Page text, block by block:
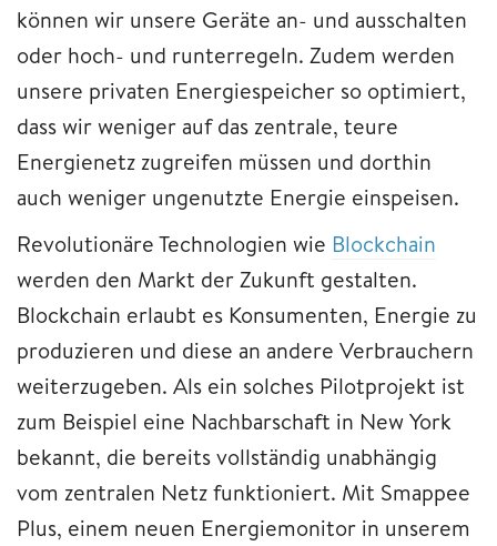
können wir unsere Geräte an- und ausschalten
oder hoch- und runterregeln. Zudem werden
unsere privaten Energiespeicher so optimiert,
dass wir weniger auf das zentrale, teure
Energienetz zugreifen müssen und dorthin
auch weniger ungenutzte Energie einspeisen.
Revolutionäre Technologien wie Blockchain
werden den Markt der Zukunft gestalten.
Blockchain erlaubt es Konsumenten, Energie zu
produzieren und diese an andere Verbrauchern
weiterzugeben. Als ein solches Pilotprojekt ist
zum Beispiel eine Nachbarschaft in New York
bekannt, die bereits vollständig unabhängig
vom zentralen Netz funktioniert. Mit Smappee
Plus, einem neuen Energiemonitor in unserem